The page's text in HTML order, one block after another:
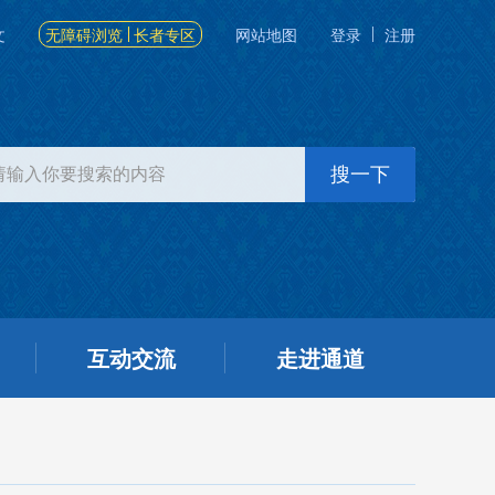
无障碍浏览 长者专区 网站地图 登录 注册
互动交流 走进通道